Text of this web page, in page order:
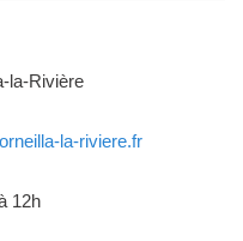
la-Rivière
la-riviere.fr
12h